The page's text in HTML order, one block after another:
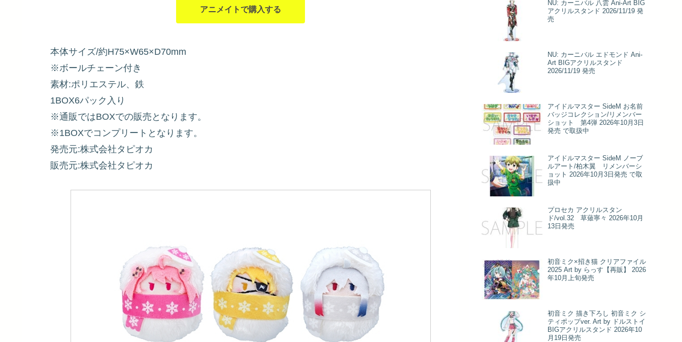
アニメイトで購入する
本体サイズ/約H75×W65×D70mm
※ボールチェーン付き
素材:ポリエステル、鉄
1BOX6パック入り
※通販ではBOXでの販売となります。
※1BOXでコンプリートとなります。
発売元:株式会社タピオカ
販売元:株式会社タピオカ
NU: カーニバル 八雲 Ani-Art BIG
アクリルスタンド 2026/11/19 発
売
NU: カーニバル エドモンド Ani-
Art BIGアクリルスタンド
2026/11/19 発売
アイドルマスター SideM お名前
バッジコレクション/リメンバー
ショット 第4弾 2026年10月3日
発売 で取扱中
アイドルマスター SideM ノーブ
ルアート/柏木翼 リメンバーシ
ョット 2026年10月3日発売 で取
扱中
プロセカ アクリルスタン
ド/vol.32 草薙寧々 2026年10月
13日発売
初音ミク×招き猫 クリアファイル
2025 Art by らっす【再販】 2026
年10月上旬発売
初音ミク 描き下ろし 初音ミク シ
ティポップver. Art by ドルストイ
BIGアクリルスタンド 2026年10
月19日発売